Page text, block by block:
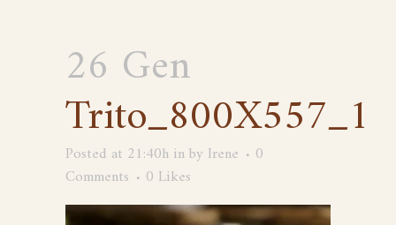
26 Gen
Trito_800X557_1
Posted at 21:40h inby Irene
0
Comments
0 Likes